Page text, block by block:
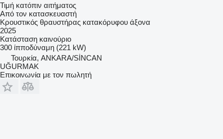
Τιμή κατόπιν αιτήματος
Από τον κατασκευαστή
Κρουστικός θραυστήρας κατακόρυφου άξονα
2025
Κατάσταση καινούριο
300 ίπποδύναμη (221 kW)
Τουρκία, ANKARA/SİNCAN
UĞURMAK
Επικοινωνία με τον πωλητή